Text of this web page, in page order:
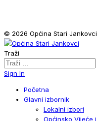
© 2026 Općina Stari Jankovci
Traži
Sign In
Početna
Glavni izbornik
Lokalni izbori
Općinsko Vijeće